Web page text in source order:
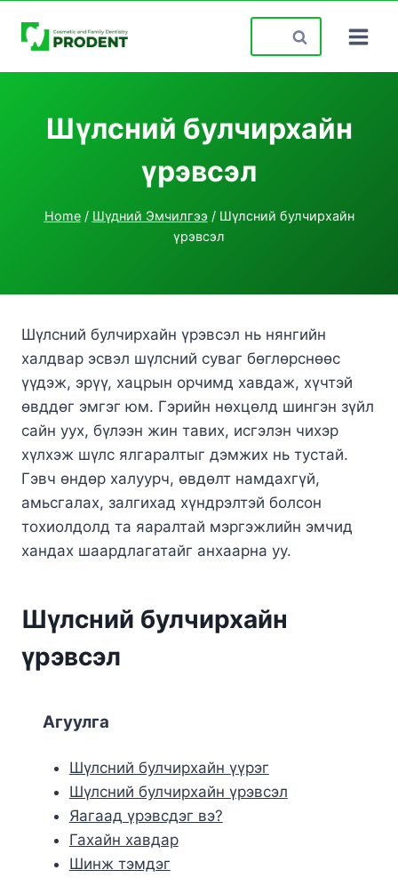
Search
for:
Шүлсний булчирхайн
үрэвсэл
Home / Шүдний Эмчилгээ / Шүлсний булчирхайн
үрэвсэл
Шүлсний булчирхайн үрэвсэл нь нянгийн
халдвар эсвэл шүлсний суваг бөглөрснөөс
үүдэж, эрүү, хацрын орчимд хавдаж, хүчтэй
өвддөг эмгэг юм. Гэрийн нөхцөлд шингэн зүйл
сайн уух, бүлээн жин тавих, исгэлэн чихэр
хүлхэж шүлс ялгаралтыг дэмжих нь тустай.
Гэвч өндөр халуурч, өвдөлт намдахгүй,
амьсгалах, залгихад хүндрэлтэй болсон
тохиолдолд та яаралтай мэргэжлийн эмчид
хандах шаардлагатайг анхаарна уу.
Шүлсний булчирхайн
үрэвсэл
Агуулга
Шүлсний булчирхайн үүрэг
Шүлсний булчирхайн үрэвсэл
Яагаад үрэвсдэг вэ?
Гахайн хавдар
Шинж тэмдэг